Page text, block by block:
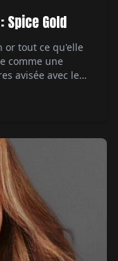
Gold
or tout ce qu'elle
comme une
avisée avec le
le style